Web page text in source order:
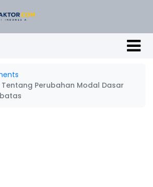
Tentang Perubahan Modal Dasar